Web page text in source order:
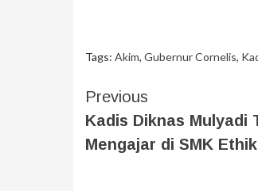
Tags: Akim, Gubernur Cornelis,
Previous
Kadis Diknas Mulyadi
Mengajar di SMK